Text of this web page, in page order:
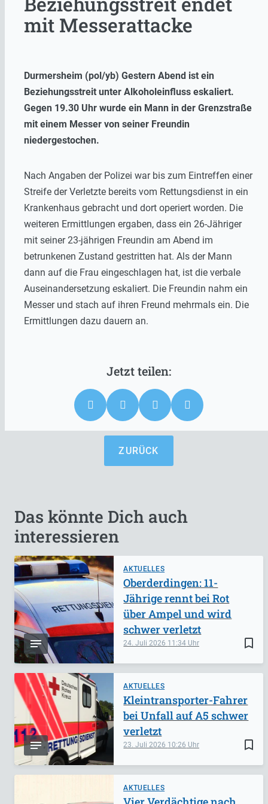
mit Messerattacke
Durmersheim (pol/yb) Gestern Abend ist ein
Beziehungsstreit unter Alkoholeinfluss eskaliert.
Gegen 19.30 Uhr wurde ein Mann in der Grenzstraße
mit einem Messer von seiner Freundin
niedergestochen.
Nach Angaben der Polizei war bis zum Eintreffen einer
Streife der Verletzte bereits vom Rettungsdienst in ein
Krankenhaus gebracht und dort operiert worden. Die
weiteren Ermittlungen ergaben, dass ein 26-Jähriger
mit seiner 23-jährigen Freundin am Abend im
betrunkenen Zustand gestritten hat. Als der Mann
dann auf die Frau eingeschlagen hat, ist die verbale
Auseinandersetzung eskaliert. Die Freundin nahm ein
Messer und stach auf ihren Freund mehrmals ein. Die
Ermittlungen dazu dauern an.
ZURÜCK
Das könnte Dich auch
interessieren
AKTUELLES
bookmark_border
24. Juli 2026 11:34
Oberderdingen: 11-
Jährige rennt bei Rot
über Ampel und wird
schwer verletzt
AKTUELLES
bookmark_border
23. Juli 2026 10:26
Kleintransporter-Fahrer
bei Unfall auf A5 schwer
verletzt
AKTUELLES